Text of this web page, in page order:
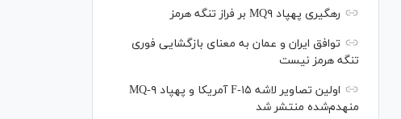
رهگیری پهپاد MQ۹ بر فراز تنگه هرمز
توافق ایران و عمان به معنای بازگشایی فوری
تنگه هرمز نیست
اولین تصاویر لاشه F-۱۵ آمریکا و پهپاد MQ-۹
منهدم‌شده منتشر شد